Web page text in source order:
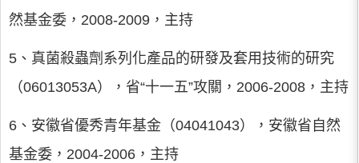
然基金委，2008-2009，主持
5、真菌殺蟲劑系列化產品的研發及套用技術的研究
（06013053A），省“十一五”攻關，2006-2008，主持
6、安徽省優秀青年基金（04041043），安徽省自然
基金委，2004-2006，主持